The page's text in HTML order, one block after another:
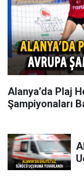
Alanya’da Plaj
Şampiyonaları